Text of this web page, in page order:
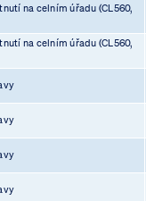
na celním úřadu (CL560,
na celním úřadu (CL560,